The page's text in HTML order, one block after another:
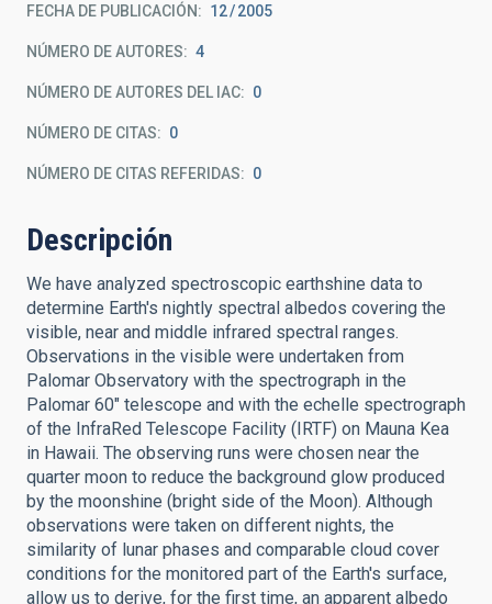
FECHA DE PUBLICACIÓN: 12 2005
NÚMERO DE AUTORES 4
NÚMERO DE AUTORES DEL IAC 0
NÚMERO DE CITAS 0
NÚMERO DE CITAS REFERIDAS 0
Descripción
We have analyzed spectroscopic earthshine data to
determine Earth's nightly spectral albedos covering the
visible, near and middle infrared spectral ranges.
Observations in the visible were undertaken from
Palomar Observatory with the spectrograph in the
Palomar 60" telescope and with the echelle spectrograph
of the InfraRed Telescope Facility (IRTF) on Mauna Kea
in Hawaii. The observing runs were chosen near the
quarter moon to reduce the background glow produced
by the moonshine (bright side of the Moon). Although
observations were taken on different nights, the
similarity of lunar phases and comparable cloud cover
conditions for the monitored part of the Earth's surface,
allow us to derive, for the first time, an apparent albedo